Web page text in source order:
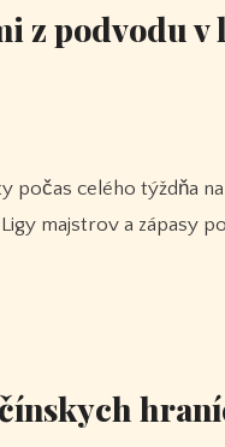
z podvodu
majstrov a zápasy